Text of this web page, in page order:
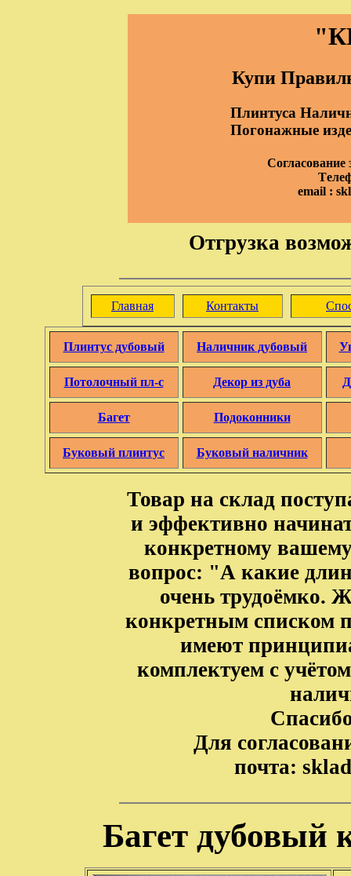
Купи
Плинтуса
Погонажные
Согласование
email :
Отгрузка
Главная Контакты
Плинтус дубовый Наличник дубовый
Потолочный пл-с Декор из дуба
Багет Подоконники
Буковый плинтус Буковый наличник
Товар на склад
и эффективно
конкретному
вопрос: "А какие
очень трудоёмко.
конкретным списком
имеют
комплектуем с
Для
почта:
Багет дубовый